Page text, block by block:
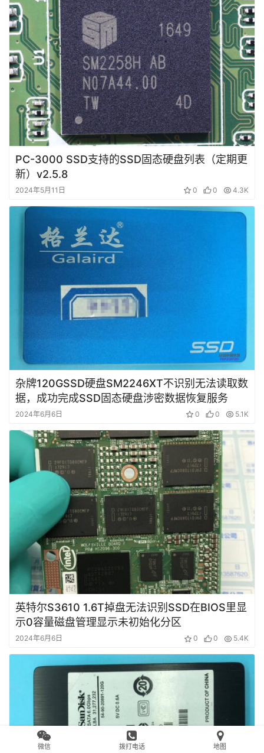
PC-3000 SSD支持的SSD固态硬盘列表（定期更
新）v2.5.8
2024年5月11日 0 0 4.3K
杂牌120GSSD硬盘SM2246XT不识别无法读取数
据，成功完成SSD固态硬盘涉密数据恢复服务
2024年6月6日 0 0 5.1K
英特尔S3610 1.6T掉盘无法识别SSD在BIOS里显
示0容量磁盘管理显示未初始化分区
2024年6月6日 0 0 5.4K
微信 拨打电话 地图